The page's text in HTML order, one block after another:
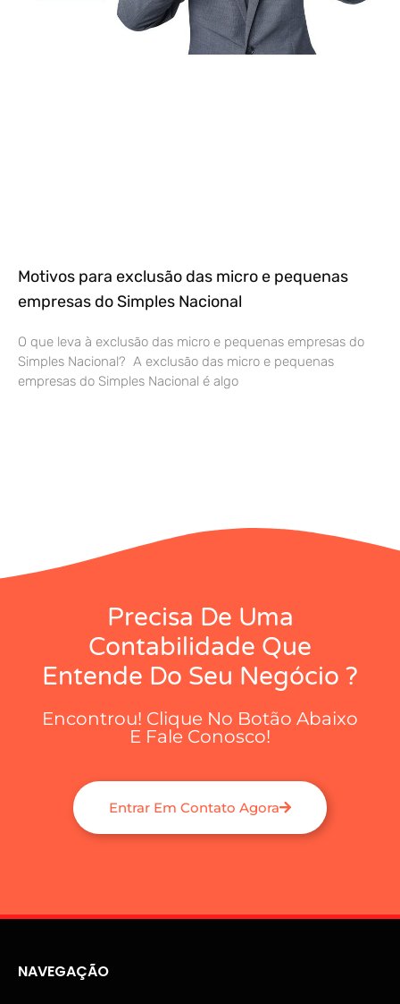
Motivos para exclusão das micro e pequenas
empresas do Simples Nacional
O que leva à exclusão das micro e pequenas empresas do
Simples Nacional? A exclusão das micro e pequenas
empresas do Simples Nacional é algo
Precisa De Uma
Contabilidade Que
Entende Do Seu Negócio ?
Encontrou! Clique No Botão Abaixo
E Fale Conosco!
Entrar Em Contato Agora
NAVEGAÇÃO